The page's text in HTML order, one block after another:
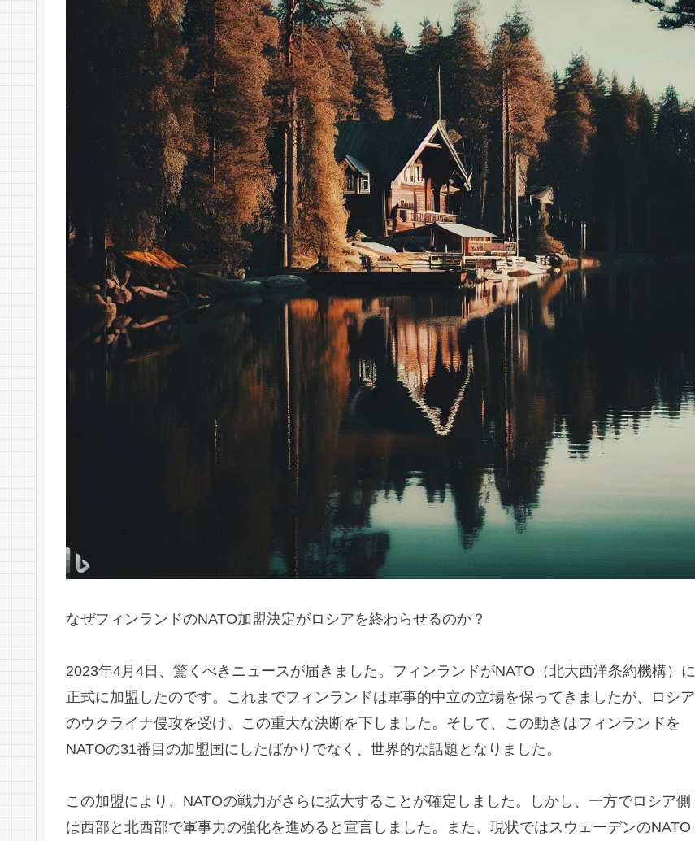
なぜフィンランドのNATO加盟決定がロシアを終わらせるのか？
2023年4月4日、驚くべきニュースが届きました。フィンランドがNATO（北大西洋条約機構）に
正式に加盟したのです。これまでフィンランドは軍事的中立の立場を保ってきましたが、ロシア
のウクライナ侵攻を受け、この重大な決断を下しました。そして、この動きはフィンランドを
NATOの31番目の加盟国にしたばかりでなく、世界的な話題となりました。
この加盟により、NATOの戦力がさらに拡大することが確定しました。しかし、一方でロシア側
は西部と北西部で軍事力の強化を進めると宣言しました。また、現状ではスウェーデンのNATO